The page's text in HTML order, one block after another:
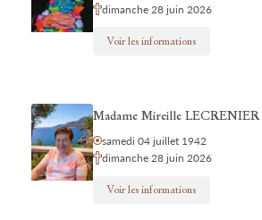
dimanche 28 juin 2026
Voir les informations
Madame Mireille LECRENIER
samedi 04 juillet 1942
dimanche 28 juin 2026
Voir les informations